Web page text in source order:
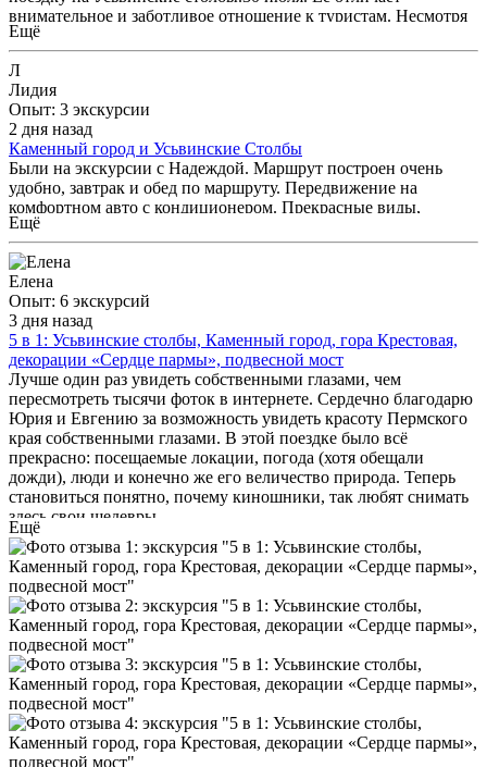
Чистая Пермь. Большая Кама. Спокойная набережная.
Каменный город. Пещеры. Горы. Заброшенная Губаха. Косьва.
Смешные разговоры. Чужой мужчина с берёзовыми ветками.
«Король и Шут» в машине. И бородатый Лёха, который в
какой-то момент махнул рукой на стандартную экскурсию и
повёз нас навстречу лучшей версии этого дня. Пермский край
не старается быть удобной открыткой. Он промышленный,
местами суровый, немного дикий, исторически сложный.
Здесь красота стоит рядом с заброшенностью, хороший
городской порядок — с тяжёлым прошлым шахтёрских
территорий, а современные пространства — с лесом, который
по-прежнему сильнее человека. И, возможно, именно поэтому
он так цепляет. Я точно знаю, что вернусь. Потому что после
некоторых поездок ставишь галочку на карте, а после других
появляется ещё одно место, по которому начинаешь скучать.
внимательное и заботливое отношение к туристам. Несмотря
на некоторые сложности подъёма, благодаря ей мы
чувствовали себя в полной безопасности. Надежда -
обаятельный милый человек, обладающий глубокими
знаниями об истории родного края, и готовый ими делиться.
Познакомила нас с интересными фактами из жизни родного
города и перспективами его развития. После знакомства с
этим гидом у нас осталось самое восторженное отношение к
Перми и людям, живущим в этом замечательном крае.
Ещё
Л
Лидия
Опыт: 3 экскурсии
2 дня назад
Каменный город и Усьвинские Столбы
Были на экскурсии с Надеждой. Маршрут построен очень
удобно, завтрак и обед по маршруту. Передвижение на
комфортном авто с кондиционером. Прекрасные виды,
свежий воздух. Мы остались довольны на 200%
Ещё
Елена
Опыт: 6 экскурсий
3 дня назад
5 в 1: Усьвинские столбы, Каменный город, гора Крестовая,
декорации «Сердце пармы», подвесной мост
Лучше один раз увидеть собственными глазами, чем
пересмотреть тысячи фоток в интернете. Сердечно благодарю
Юрия и Евгению за возможность увидеть красоту Пермского
края собственными глазами. В этой поездке было всё
прекрасно: посещаемые локации, погода (хотя обещали
дожди), люди и конечно же его величество природа. Теперь
становиться понятно, почему киношники, так любят снимать
здесь свои шедевры.
Ещё